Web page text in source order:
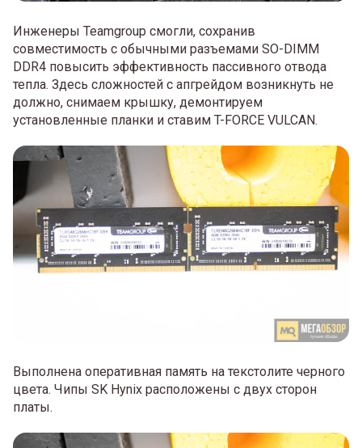
Инженеры Teamgroup смогли, сохранив
совместимость с обычными разъемами SO-DIMM
DDR4 повысить эффективность пассивного отвода
тепла. Здесь сложностей с апгрейдом возникнуть не
должно, снимаем крышку, демонтируем
установленные планки и ставим T-FORCE VULCAN.
Выполнена оперативная память на текстолите черного
цвета. Чипы SK Hynix расположены с двух сторон
платы.